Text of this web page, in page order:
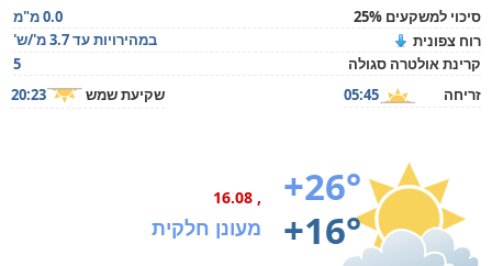
סיכוי למשקעים 25%
0.0 מ"מ
רוח צפונית
במהירויות עד 3.7 מ'/ש'
קרינת אולטרה סגולה
5
זריחה
05:45 שקיעת שמש 20:23
+26°
+16°
, 16.08
מעונן חלקית